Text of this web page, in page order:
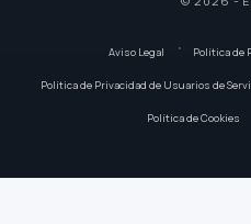
Aviso Legal Política de
Política de Privacidad de Usuarios de
Política de Cookies